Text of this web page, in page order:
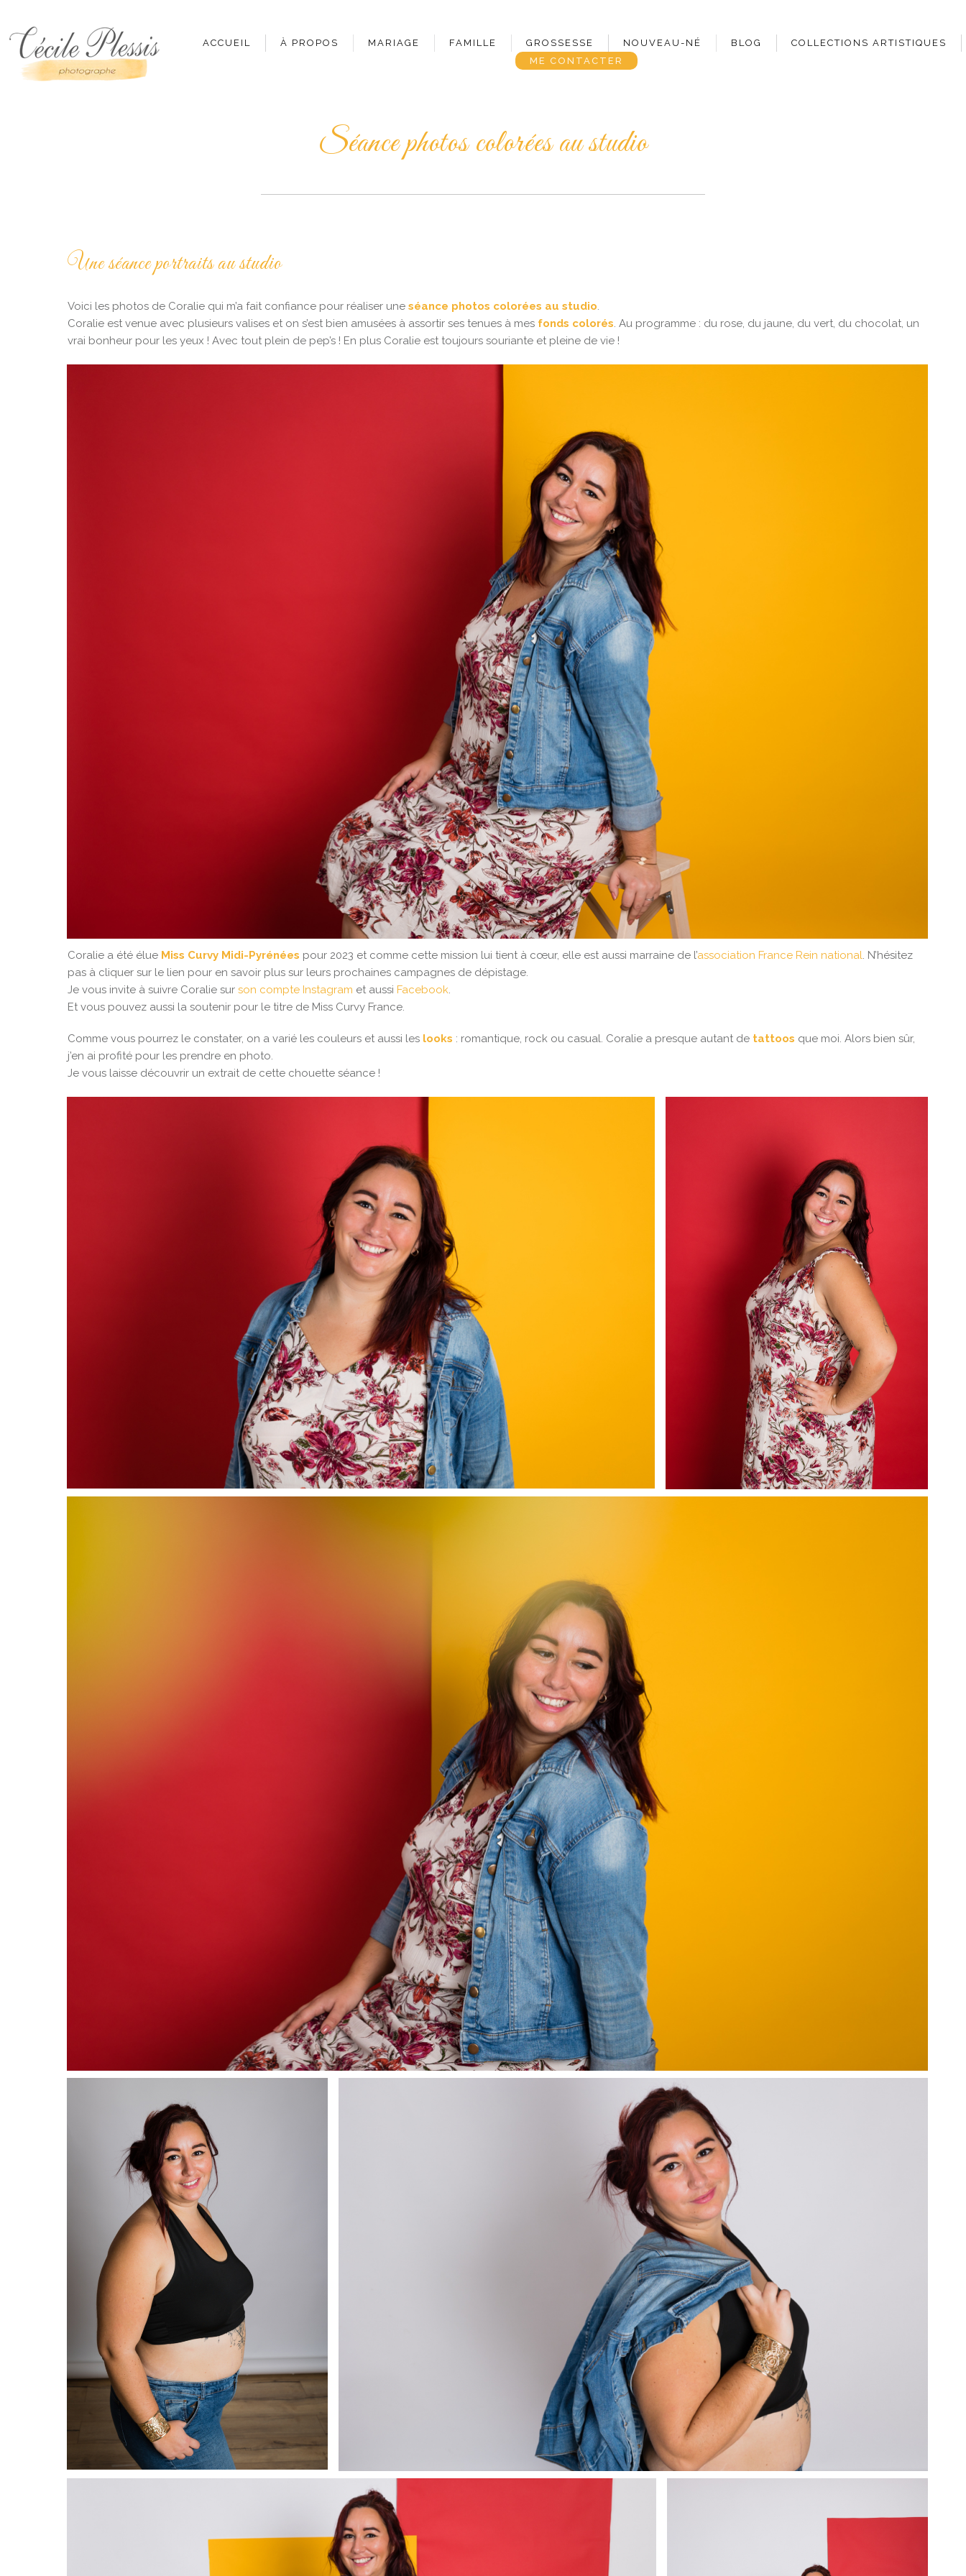
ACCUEIL À PROPOS MARIAGE FAMILLE GROSSESSE NOUVEAU-NÉ BLOG
COLLECTIONS ARTISTIQUES
ME CONTACTER
Séance photos colorées au studio
Une séance portraits au studio
Voici les photos de Coralie qui m’a fait confiance pour réaliser une séance photos colorées au studio.
Coralie est venue avec plusieurs valises et on s’est bien amusées à assortir ses tenues à mes fonds colorés. Au programme : du rose, du jaune, du vert, du chocolat, un
vrai bonheur pour les yeux ! Avec tout plein de pep’s ! En plus Coralie est toujours souriante et pleine de vie !
Coralie a été élue Miss Curvy Midi-Pyrénées pour 2023 et comme cette mission lui tient à cœur, elle est aussi marraine de l’association France Rein national. N’hésitez
pas à cliquer sur le lien pour en savoir plus sur leurs prochaines campagnes de dépistage.
Je vous invite à suivre Coralie sur son compte Instagram et aussi Facebook.
Et vous pouvez aussi la soutenir pour le titre de Miss Curvy France.
Comme vous pourrez le constater, on a varié les couleurs et aussi les looks : romantique, rock ou casual. Coralie a presque autant de tattoos que moi. Alors bien sûr,
j’en ai profité pour les prendre en photo.
Je vous laisse découvrir un extrait de cette chouette séance !